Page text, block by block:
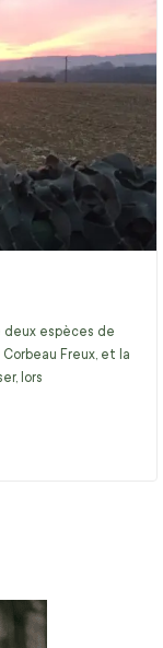
deux espèces de
Freux, et la
lors